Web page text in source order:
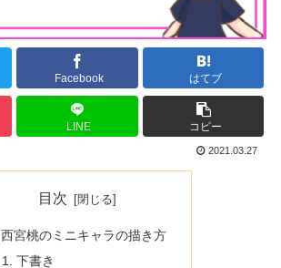
Facebook はてブ
LINE コピー
2021.03.27
目次
西宮桃のミニキャラの描き方
下書き